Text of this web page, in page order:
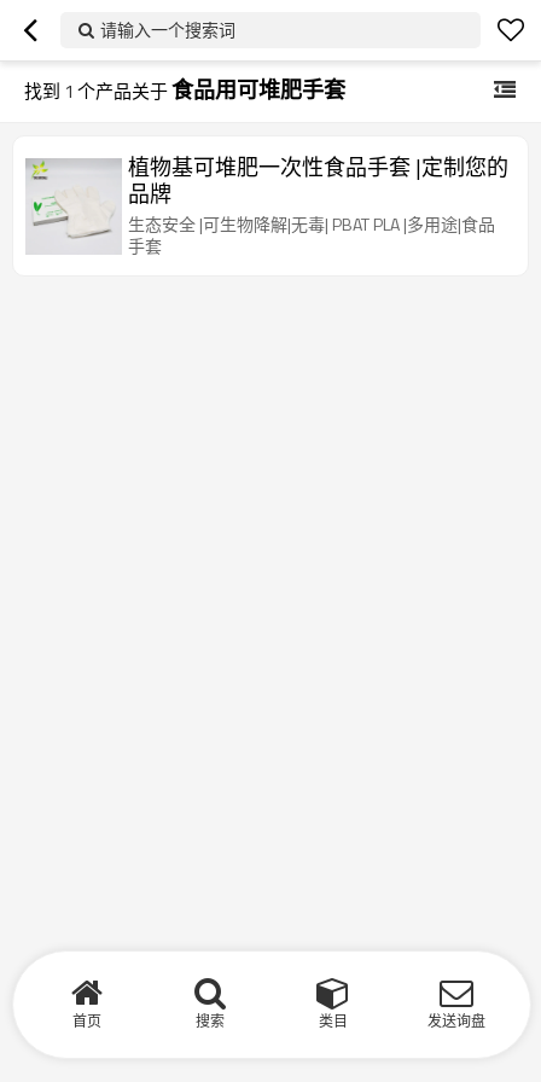
请输入一个搜索词
找到 1 个产品关于食品用可堆肥手套
植物基可堆肥一次性食品手套 |定制您的
品牌
生态安全 |可生物降解|无毒| PBAT PLA |多用途|食品
手套
首页 搜索 类目 发送询盘